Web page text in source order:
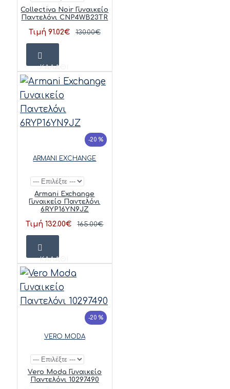
Collectiva Noir Γυναικείο
Παντελόνι CNP4WB23TR
Τιμή 91.02€ 130.00€
ΚΑΛΆΘΙ
-20 %
ARMANI EXCHANGE
Armani Exchange
Γυναικείο Παντελόνι
6RYP16YN9JZ
Τιμή 132.00€ 165.00€
ΚΑΛΆΘΙ
-20 %
VERO MODA
Vero Moda Γυναικείο
Παντελόνι 10297490